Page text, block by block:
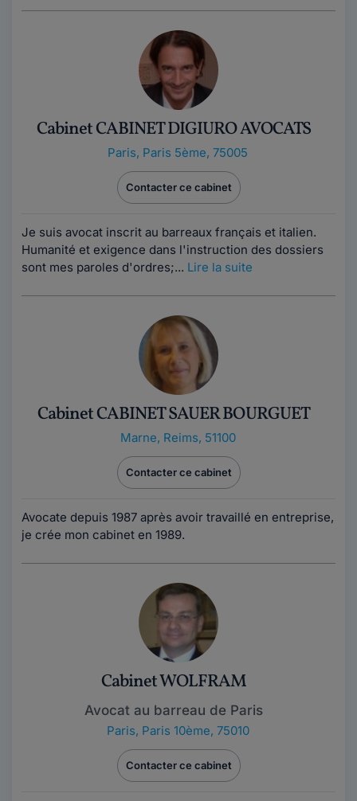
Cabinet CABINET DIGIURO AVOCATS
Paris, Paris 5ème, 75005
Contacter ce cabinet
Je suis avocat inscrit au barreaux français et italien.
Humanité et exigence dans l'instruction des dossiers
sont mes paroles d'ordres;... Lire la suite
Cabinet CABINET SAUER BOURGUET
Marne, Reims, 51100
Contacter ce cabinet
Avocate depuis 1987 après avoir travaillé en entreprise,
je crée mon cabinet en 1989.
Cabinet WOLFRAM
Avocat au barreau de Paris
Paris, Paris 10ème, 75010
Contacter ce cabinet